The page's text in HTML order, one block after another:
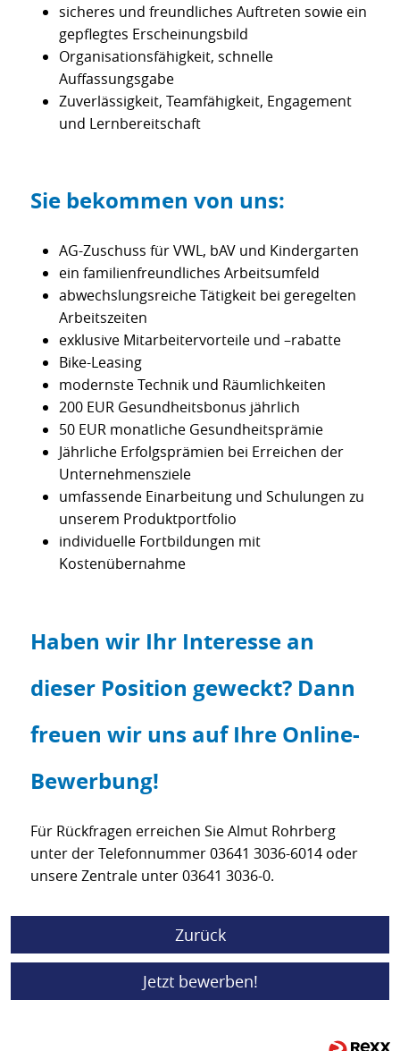
sicheres und freundliches Auftreten sowie ein
gepflegtes Erscheinungsbild
Organisationsfähigkeit, schnelle
Auffassungsgabe
Zuverlässigkeit, Teamfähigkeit, Engagement
und Lernbereitschaft
Sie bekommen von uns:
AG-Zuschuss für VWL, bAV und Kindergarten
ein familienfreundliches Arbeitsumfeld
abwechslungsreiche Tätigkeit bei geregelten
Arbeitszeiten
exklusive Mitarbeitervorteile und –rabatte
Bike-Leasing
modernste Technik und Räumlichkeiten
200 EUR Gesundheitsbonus jährlich
50 EUR monatliche Gesundheitsprämie
Jährliche Erfolgsprämien bei Erreichen der
Unternehmensziele
umfassende Einarbeitung und Schulungen zu
unserem Produktportfolio
individuelle Fortbildungen mit
Kostenübernahme
Haben wir Ihr Interesse an
dieser Position geweckt? Dann
freuen wir uns auf Ihre Online-
Bewerbung!
Für Rückfragen erreichen Sie Almut Rohrberg
unter der Telefonnummer 03641 3036-6014 oder
unsere Zentrale unter 03641 3036-0.
Zurück
Jetzt bewerben!